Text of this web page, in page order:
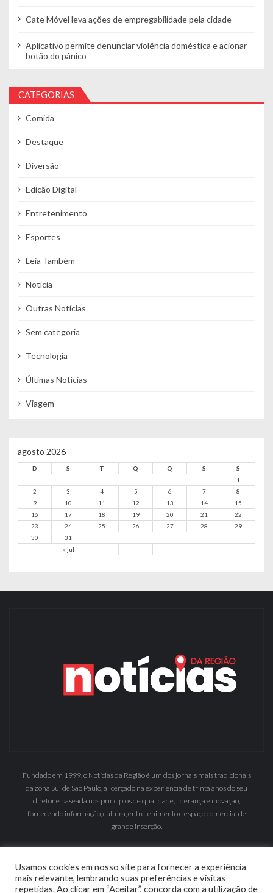
Cate Móvel leva ações de empregabilidade pela cidade
Aplicativo permite denunciar violência doméstica e acionar
botão do pânico
CATEGORIAS
Comida
Destaque
Diversão
Edicão Digital
Entretenimento
Esportes
Leia Também
Notícia
Outras Notícias
Sem categoria
Tecnologia
Últimas Notícias
Viagem
agosto 2026
D S T Q Q S S
« jul
1
2
3 4 5 6 7
8
9
10 11 12 13 14
15
16
17 18 19 20 21
22
23
24 25 26 27 28
29
30
31
Fundado em 1999, o Notícias da Região é um dos jornais mais tradicionais
da zona Sul de São Paulo, alicerçado na experiência de trinta anos do seu
diretor e baseada nos princípios de qualidade, liderança e inovação,
fornecendo informação, cultura, entretenimento e espaço comercial de
grande inserção.
Usamos cookies em nosso site para fornecer a experiência
mais relevante, lembrando suas preferências e visitas
repetidas. Ao clicar em “Aceitar”, concorda com a utilização de